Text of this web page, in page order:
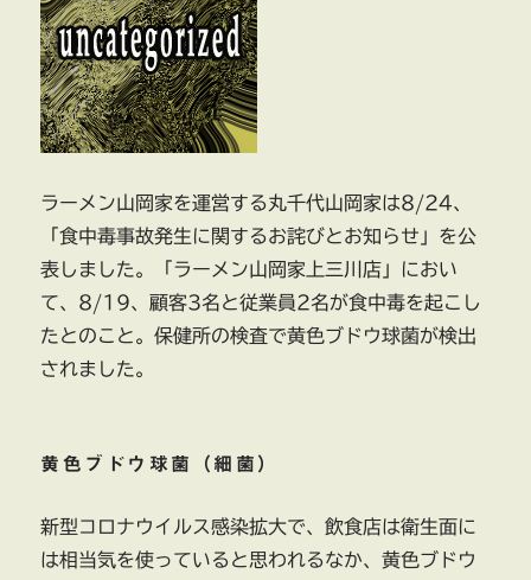
短
信
を
公
表
へ
ラーメン山岡家を運営する丸千代山岡家は8/24、
「食中毒事故発生に関するお詫びとお知らせ」を公
表しました。「ラーメン山岡家上三川店」におい
て、8/19、顧客3名と従業員2名が食中毒を起こし
たとのこと。保健所の検査で黄色ブドウ球菌が検出
されました。
黄色ブドウ球菌（細菌）
新型コロナウイルス感染拡大で、飲食店は衛生面に
は相当気を使っていると思われるなか、黄色ブドウ